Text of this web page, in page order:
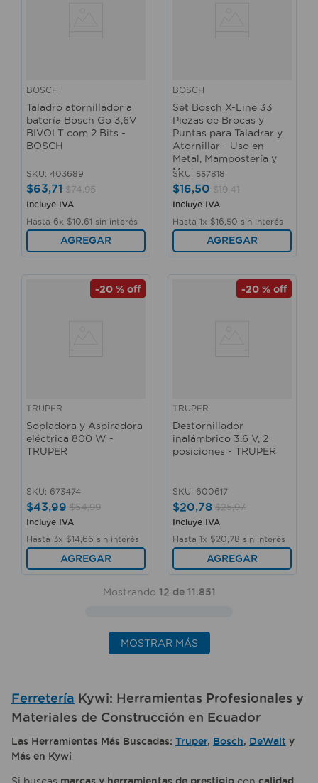
BOSCH
Taladro atornillador a
batería Bosch Go 3,6V
BIVOLT com 2 Bits -
BOSCH
SKU: 403689
$63,71 $74,95
Incluye IVA
Hasta 6x $10 61 sin interés
AGREGAR
BOSCH
Set Bosch X-Line 33
Piezas de Brocas y
Puntas para Taladrar y
Atornillar - Uso en
Metal, Mampostería y
Madera
SKU: 557818
$16,50 $19,41
Incluye IVA
Hasta 1x $16 50 sin interés
AGREGAR
-20 % off
TRUPER
Sopladora y Aspiradora
eléctrica 800 W -
TRUPER
SKU: 673474
$43,99 $54,99
Incluye IVA
Hasta 3x $14 66 sin interés
AGREGAR
-20 % off
TRUPER
Destornillador
inalámbrico 3.6 V, 2
posiciones - TRUPER
SKU: 600617
$20,78 $25,97
Incluye IVA
Hasta 1x $20 78 sin interés
AGREGAR
Mostrando 12 de 11.851
MOSTRAR MÁS
Ferretería Kywi: Herramientas Profesionales y
Materiales de Construcción en Ecuador
Las Herramientas Más Buscadas: Truper, Bosch, DeWalt y
Más en Kywi